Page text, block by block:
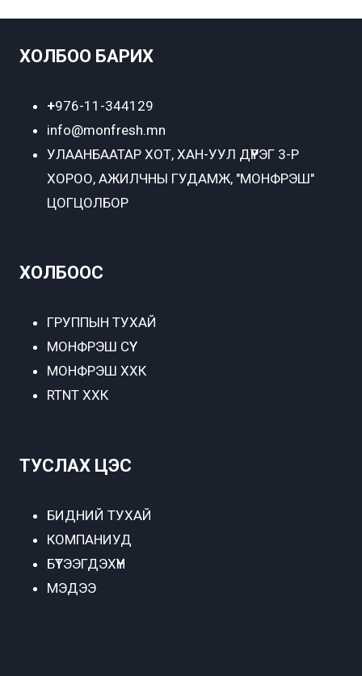
ХОЛБОО БАРИХ
+976-11-344129
info@monfresh.mn
УЛААНБААТАР ХОТ, ХАН-УУЛ ДҮҮРЭГ 3-Р
ХОРОО, АЖИЛЧНЫ ГУДАМЖ, "МОНФРЭШ"
ЦОГЦОЛБОР
ХОЛБООС
ГРУППЫН ТУХАЙ
МОНФРЭШ СҮҮ
МОНФРЭШ ХХК
RTNT ХХК
ТУСЛАХ ЦЭС
БИДНИЙ ТУХАЙ
КОМПАНИУД
БҮТЭЭГДЭХҮҮН
МЭДЭЭ